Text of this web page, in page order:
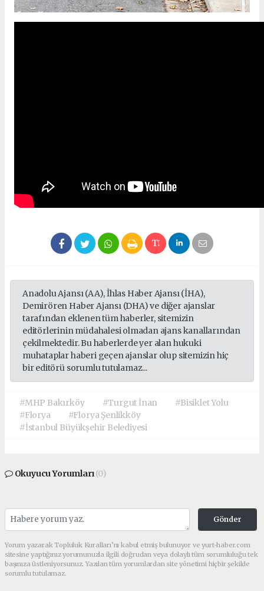
Anadolu Ajansı (AA), İhlas Haber Ajansı (İHA),
Demirören Haber Ajansı (DHA) ve diğer ajanslar
tarafından eklenen tüm haberler, sitemizin
editörlerinin müdahalesi olmadan ajans kanallarından
çekilmektedir. Bu haberlerde yer alan hukuki
muhataplar haberi geçen ajanslar olup sitemizin hiç
bir editörü sorumlu tutulamaz...
#MHP Bakırköy #Turgut İnan
#Bisiklet Yolu
#Florya
#Florya Şenlikköy
#İstanbul Büyükşehir Belediyesi
Okuyucu Yorumları(0)
Gönder
Yorum yazarak Topluluk Kuralları’nı kabul etmiş bulunuyor ve yurt-haber.com
sitesine yaptığınız yorumunuzla ilgili doğrudan veya dolaylı tüm sorumluluğu tek
başınıza üstleniyorsunuz. Yazılan tüm yorumlardan site yönetimi hiçbir şekilde
sorumlu tutulamaz.